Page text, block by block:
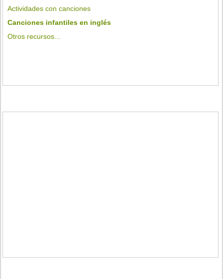
Actividades con canciones
Canciones infantiles en inglés
Otros recursos...